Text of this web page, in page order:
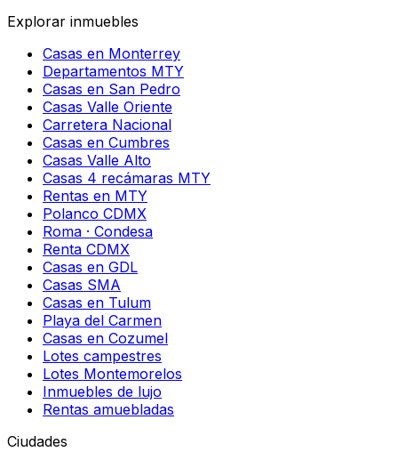
Explorar inmuebles
Casas en Monterrey
Departamentos MTY
Casas en San Pedro
Casas Valle Oriente
Carretera Nacional
Casas en Cumbres
Casas Valle Alto
Casas 4 recámaras MTY
Rentas en MTY
Polanco CDMX
Roma · Condesa
Renta CDMX
Casas en GDL
Casas SMA
Casas en Tulum
Playa del Carmen
Casas en Cozumel
Lotes campestres
Lotes Montemorelos
Inmuebles de lujo
Rentas amuebladas
Ciudades